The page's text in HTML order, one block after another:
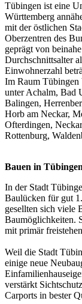
Tübingen ist eine
Württemberg
mit der östlichen
Oberzentren des
geprägt von
Durchschnittsalter
Einwohnerzahl
Im Raum Tübingen
unter Achalm, Bad
Balingen,
Horb am Neckar,
Ofterdingen,
Rottenburg,
Bauen in Tübingen
In der Stadt
Baulücken für gut
gesellten sich viele
Baumöglichkeiten.
mit primär
Weil die Stadt
einige neue
verstärkt
Carports in bester